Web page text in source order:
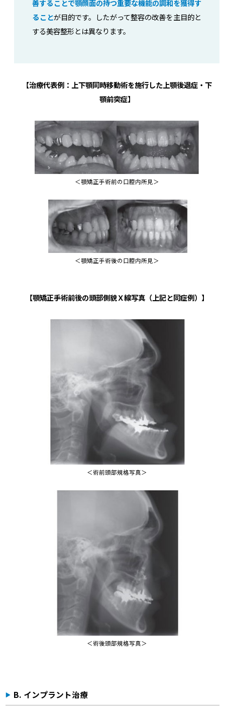
善することで顎顔面の持つ重要な機能の調和を獲得す
ることが目的です。したがって整容の改善を主目的と
する美容整形とは異なります。
【治療代表例：上下顎同時移動術を施行した上顎後退症・下
顎前突症】
＜顎矯正手術前の口腔内所見＞
＜顎矯正手術後の口腔内所見＞
【顎矯正手術前後の頭部側貌Ｘ線写真（上記と同症例）】
＜術前頭部規格写真＞
＜術後頭部規格写真＞
B. インプラント治療